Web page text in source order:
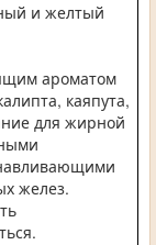
и желтый
ароматом
каяпута,
для жирной
желез.